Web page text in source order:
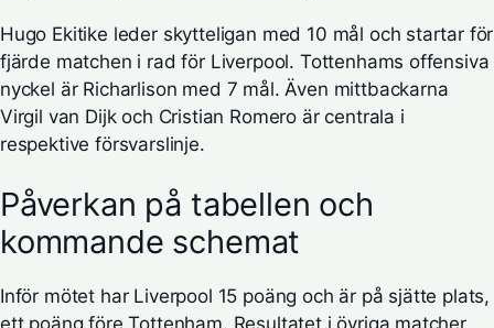
Hugo Ekitike leder skytteligan med 10 mål och startar för
fjärde matchen i rad för Liverpool. Tottenhams offensiva
nyckel är Richarlison med 7 mål. Även mittbackarna
Virgil van Dijk och Cristian Romero är centrala i
respektive försvarslinje.
Påverkan på tabellen och
kommande schemat
Inför mötet har Liverpool 15 poäng och är på sjätte plats,
ett poäng före Tottenham. Resultatet i övriga matcher